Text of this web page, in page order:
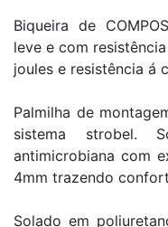
Biqueira de
leve e com
joules e resistência á
Palmilha de
sistema strobel.
antimicrobiana com
4mm trazendo
Solado em